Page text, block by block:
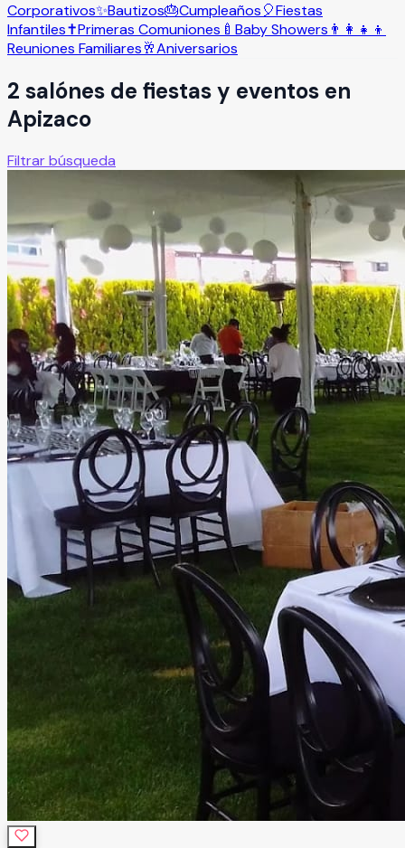
Corporativos✨Bautizos🎂Cumpleaños🎈Fiestas
Infantiles✝️Primeras Comuniones 🍼 Baby Showers 👨‍👩‍👧‍👦
Reuniones Familiares🥂Aniversarios
2 salónes de fiestas y eventos en
Apizaco
Filtrar búsqueda